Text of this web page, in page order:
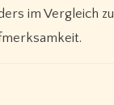
im Vergleich zu